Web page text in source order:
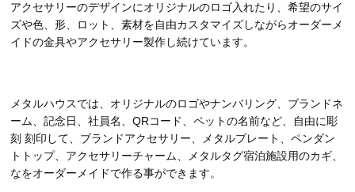
アクセサリーのデザインにオリジナルのロゴ入れたり、希望のサイ
ズや色、形、ロット、素材を自由カスタマイズしながらオーダーメ
イドの金具やアクセサリー製作し続けています。
メタルハウスでは、オリジナルのロゴやナンバリング、ブランドネ
ーム、記念日、社員名、QRコード、ペットの名前など、自由に彫
刻 刻印して、ブランドアクセサリー、メタルプレート、ペンダン
トトップ、アクセサリーチャーム、メタルタグ宿泊施設用のカギ、
なをオーダーメイドで作る事ができます。